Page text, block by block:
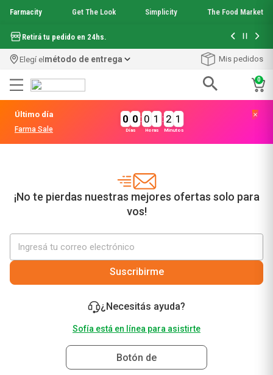
Farmacity Get The Look Simplicity The Food Market
Retirá tu pedido en 24hs. Hasta 6
Elegí elmétodo de entrega Mis pedidos
0
Último día
Farma Sale
0 0
Días
: 0 1
Horas
: 2 1
Minutos
¡No te pierdas nuestras mejores ofertas solo para
vos!
Suscribirme
¿Necesitás ayuda?
Sofía está en línea para asistirte
Botón de
.garnier toque seco crema facial
. get the look
9
10. nyx